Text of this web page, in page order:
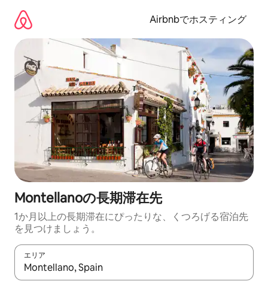
Airbnbでホスティング
Montellanoの長期滞在先
1か月以上の長期滞在にぴったりな、くつろげる宿泊先
を見つけましょう。
エリア
検索結果が表示されたら、上下の矢印キーを使って移動するか